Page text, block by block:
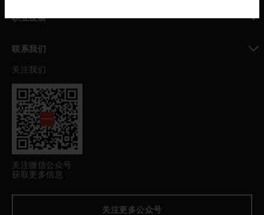
职业发展
联系我们
toggle view
关注我们
关注微信公众号
获取更多信息
关注更多公众号